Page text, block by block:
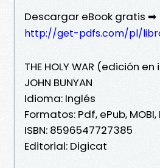
Descargar eBook gratis ➡
http://get-pdfs.com/pl/
THE HOLY WAR (edición
JOHN BUNYAN
Idioma: Inglés
Formatos: Pdf, ePub, MOBI,
ISBN: 8596547727385
Editorial: Digicat